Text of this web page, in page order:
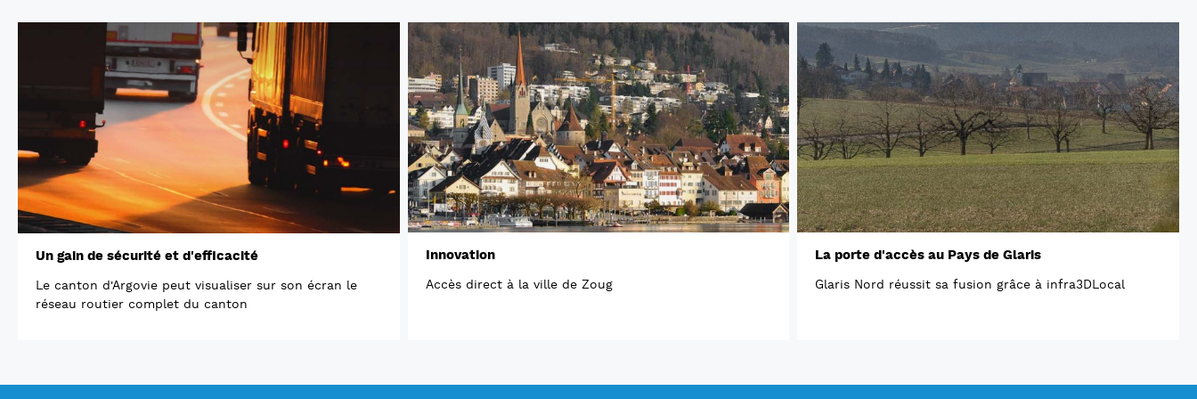
Un gain de sécurité et d'efficacité
Le canton d'Argovie peut visualiser sur son écran le
réseau routier complet du canton
Innovation
Accès direct à la ville de Zoug
La porte d'accès au Pays de Glaris
Glaris Nord réussit sa fusion grâce à infra3DLocal